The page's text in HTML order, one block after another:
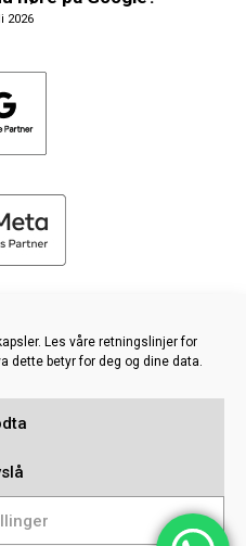
Les våre retningslinjer for
dette betyr for deg og dine data.
2026
RETTIGHETER FORBEHOLDT